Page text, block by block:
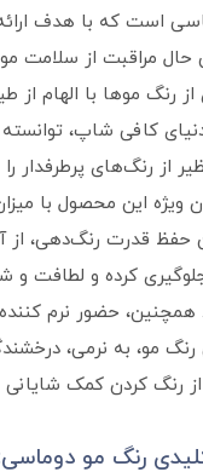
است که با هدف
حال مراقبت از سلامت
رنگ موها با الهام از
کافی شاپ،
از رنگ‌های پرطرفدار را
ویژه این محصول با
حفظ قدرت رنگ‌دهی، از
کرده و لطافت و
رنگ مو، به نرمی،
رنگ کردن کمک شایانی
رنگ مو